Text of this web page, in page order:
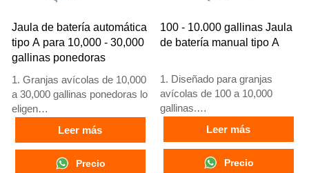
Jaula de batería automática
tipo A para 10,000 - 30,000
gallinas ponedoras
1. Granjas avícolas de 10,000
a 30,000 gallinas ponedoras lo
eligen
2. Gallinas adultas comienzan
a poner huevos a las 16
semanas
3. Su vida útil supera los 25
Leer más
Precio
100 - 10.000 gallinas Jaula
de batería manual tipo A
1. Diseñado para granjas
avícolas de 100 a 10,000
gallinas.
2. Cría de pollos de 12 o 16
semanas para puesta de
huevos.
3. Vida útil de más de 25
Leer más
Precio